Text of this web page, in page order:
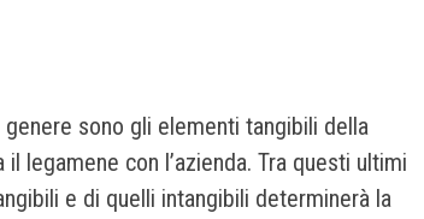
sono gli elementi tangibili della
con l’azienda. Tra questi ultimi
e di quelli intangibili determinerà la